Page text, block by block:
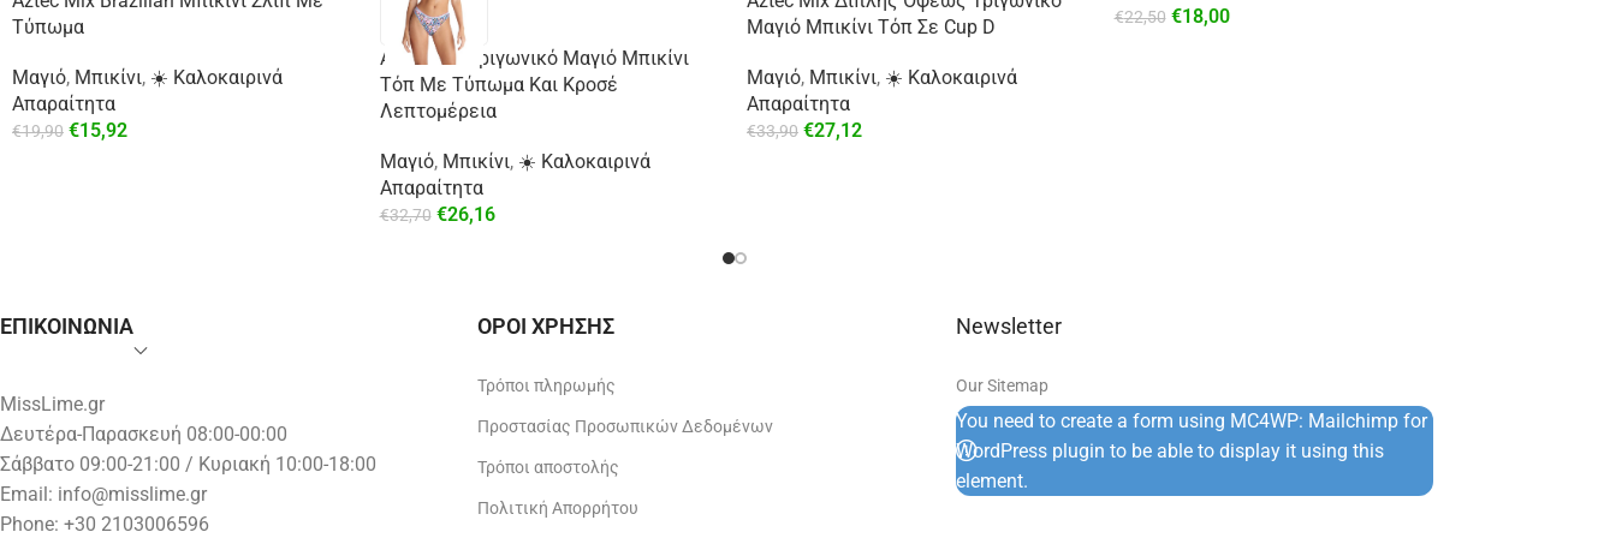
Τύπωμα
Μαγιό, Μπικίνι, ☀️ Καλοκαιρινά
Απαραίτητα
€19,90 €15,92
Aztec Mix Τριγωνικό Μαγιό Μπικίνι
Τόπ Με Τύπωμα Και Κροσέ
Λεπτομέρεια
Μαγιό, Μπικίνι, ☀️ Καλοκαιρινά
Απαραίτητα
€32,70 €26,16
Μαγιό Μπικίνι Τόπ Σε Cup D
Μαγιό, Μπικίνι, ☀️ Καλοκαιρινά
Απαραίτητα
€33,90 €27,12
€22,50 €18,00
ΕΠΙΚΟΙΝΩΝΙΑ
MissLime.gr
Δευτέρα-Παρασκευή 08:00-00:00
Σάββατο 09:00-21:00 / Κυριακή 10:00-18:00
Email: info@misslime.gr
Phone: +30 2103006596
ΟΡΟΙ ΧΡΗΣΗΣ
Τρόποι πληρωμής
Προστασίας Προσωπικών Δεδομένων
Τρόποι αποστολής
Πολιτική Απορρήτου
Newsletter
Our Sitemap
You need to create a form using MC4WP: Mailchimp for
WordPress plugin to be able to display it using this
element.